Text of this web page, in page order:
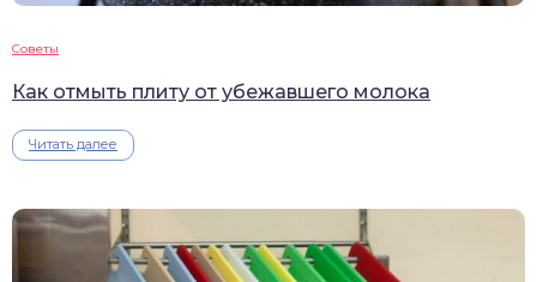
Советы
Как отмыть плиту от убежавшего молока
Читать далее